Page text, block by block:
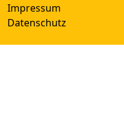
Impressum
Datenschutz